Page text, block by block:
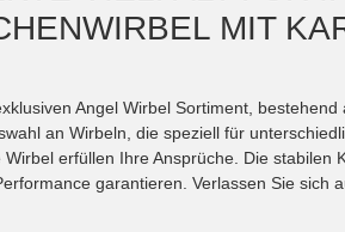
MIT
Angel Wirbel Sortiment,
an Wirbeln, die speziell für
Wirbel erfüllen Ihre Ansprüche. Die
garantieren. Verlassen Sie sich